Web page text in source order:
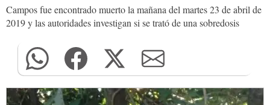
Campos fue encontrado muerto la mañana del martes 23 de abril de
2019 y las autoridades investigan si se trató de una sobredosis